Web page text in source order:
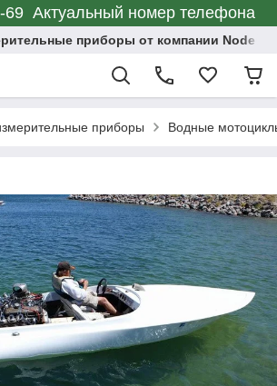
69 Актуальный номер телефона
приборы от компании Node
приборы Водные